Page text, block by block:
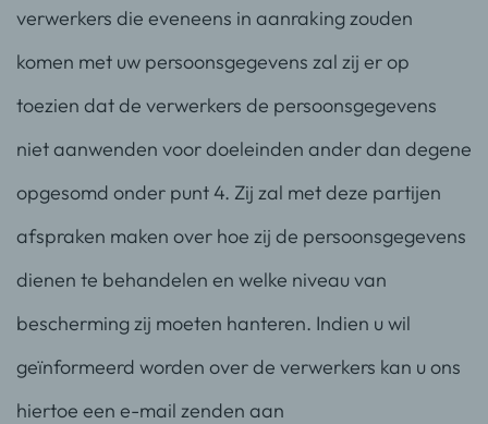
verwerkers die eveneens in aanraking zouden
komen met uw persoonsgegevens zal zij er op
toezien dat de verwerkers de persoonsgegevens
niet aanwenden voor doeleinden ander dan degene
opgesomd onder punt 4. Zij zal met deze partijen
afspraken maken over hoe zij de persoonsgegevens
dienen te behandelen en welke niveau van
bescherming zij moeten hanteren. Indien u wil
geïnformeerd worden over de verwerkers kan u ons
hiertoe een e-mail zenden aan